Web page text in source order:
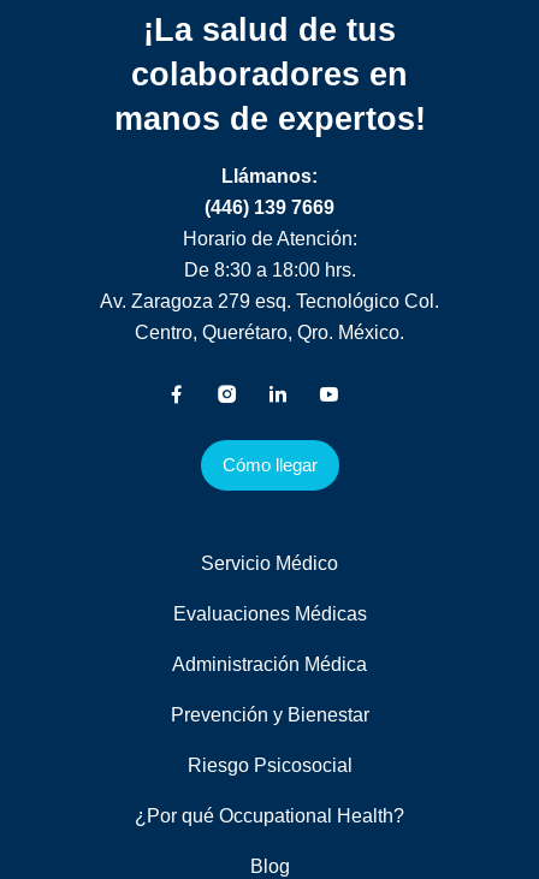
¡La salud de tus
colaboradores en
manos de expertos!
Llámanos:
(446) 139 7669
Horario de Atención:
De 8:30 a 18:00 hrs.
Av. Zaragoza 279 esq. Tecnológico Col.
Centro, Querétaro, Qro. México.
Cómo llegar
Servicio Médico
Evaluaciones Médicas
Administración Médica
Prevención y Bienestar
Riesgo Psicosocial
¿Por qué Occupational Health?
Blog